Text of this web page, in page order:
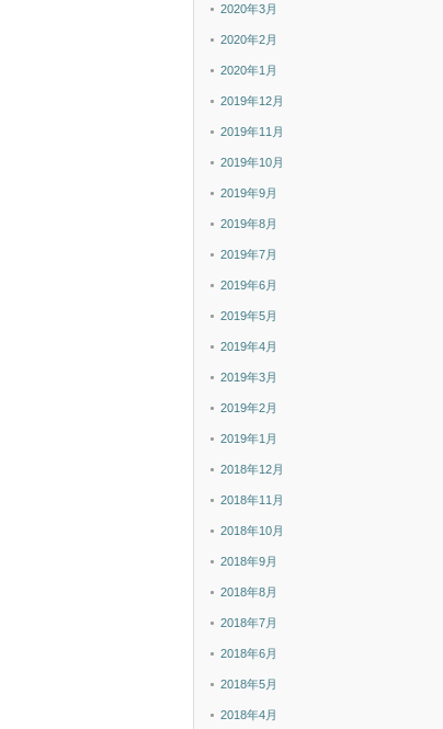
2020年3月
2020年2月
2020年1月
2019年12月
2019年11月
2019年10月
2019年9月
2019年8月
2019年7月
2019年6月
2019年5月
2019年4月
2019年3月
2019年2月
2019年1月
2018年12月
2018年11月
2018年10月
2018年9月
2018年8月
2018年7月
2018年6月
2018年5月
2018年4月